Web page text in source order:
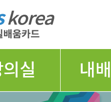
실 내